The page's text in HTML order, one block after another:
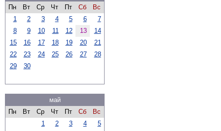
Пн
Вт Ср Чт Пт Сб
Вс
1
2 3 4 5 6
7
8
9 10 11 12 13
14
15
16 17 18 19 20
21
22
23 24 25 26 27
28
29
30
май
Пн
Вт Ср Чт Пт Сб
Вс
1
2 3 4
5